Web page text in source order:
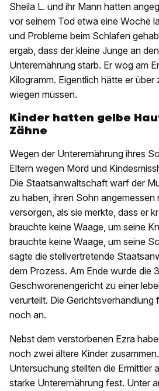
Sheila L. und ihr Mann hatten
vor seinem Tod etwa eine Woche
und Probleme beim Schlafen
ergab, dass der kleine Junge an
Unterernährung starb. Er wog am
Kilogramm. Eigentlich hätte er über
wiegen müssen.
Kinder hatten gelbe
Zähne
Wegen der Unterernährung ihres
Eltern wegen Mord und
Die Staatsanwaltschaft warf der
zu haben, ihren Sohn angemessen
versorgen, als sie merkte, dass er
brauchte keine Waage, um seine
brauchte keine Waage, um seine
sagte die stellvertretende
dem Prozess. Am Ende wurde die
Geschworenengericht zu einer
verurteilt. Die Gerichtsverhandlung
noch an.
Nebst dem verstorbenen Ezra
noch zwei ältere Kinder
Untersuchung stellten die Ermittler
starke Unterernährung fest. Unter